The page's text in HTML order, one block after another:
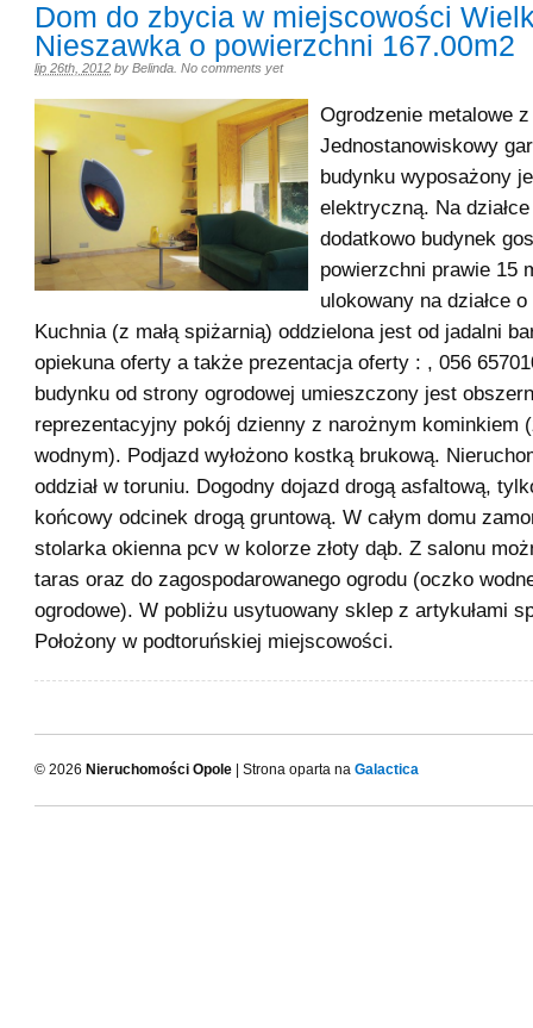
Dom do zbycia w miejscowości
Nieszawka o powierzchni 167.00m2
lip 26th, 2012 by Belinda No comments yet
Ogrodzenie metalowe
Jednostanowiskowy
budynku wyposażony
elektryczną. Na
dodatkowo budynek
powierzchni prawie 15
ulokowany na działce
Kuchnia (z małą spiżarnią) oddzielona jest od jadalni
opiekuna oferty a także prezentacja oferty : , 056
budynku od strony ogrodowej umieszczony jest
reprezentacyjny pokój dzienny z narożnym kominkiem
wodnym). Podjazd wyłożono kostką brukową.
oddział w toruniu. Dogodny dojazd drogą asfaltową,
końcowy odcinek drogą gruntową. W całym domu
stolarka okienna pcv w kolorze złoty dąb. Z salonu
taras oraz do zagospodarowanego ogrodu (oczko
ogrodowe). W pobliżu usytuowany sklep z artykułami
Położony w podtoruńskiej miejscowości.
© 2026 Nieruchomości Opole | Strona oparta na Galactica